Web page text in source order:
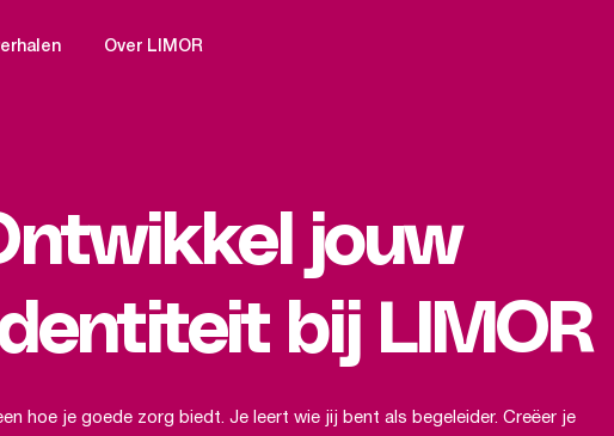
Over LIMOR
jouw
bij LIMOR
hoe je goede zorg biedt. Je leert wie jij bent als begeleider. Creëer je